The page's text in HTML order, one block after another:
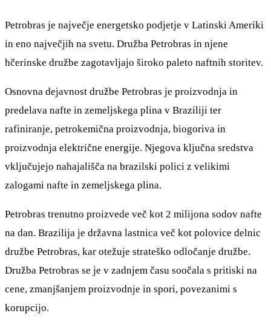
Petrobras je največje energetsko podjetje v Latinski Ameriki
in eno največjih na svetu. Družba Petrobras in njene
hčerinske družbe zagotavljajo široko paleto naftnih storitev.
Osnovna dejavnost družbe Petrobras je proizvodnja in
predelava nafte in zemeljskega plina v Braziliji ter
rafiniranje, petrokemična proizvodnja, biogoriva in
proizvodnja električne energije. Njegova ključna sredstva
vključujejo nahajališča na brazilski polici z velikimi
zalogami nafte in zemeljskega plina.
Petrobras trenutno proizvede več kot 2 milijona sodov nafte
na dan. Brazilija je državna lastnica več kot polovice delnic
družbe Petrobras, kar otežuje strateško odločanje družbe.
Družba Petrobras se je v zadnjem času soočala s pritiski na
cene, zmanjšanjem proizvodnje in spori, povezanimi s
korupcijo.